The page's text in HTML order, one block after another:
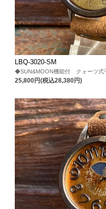
LBQ-3020-SM
◆SUN&MOON機能付 クォーツ式
25,800円(税込28,380円)